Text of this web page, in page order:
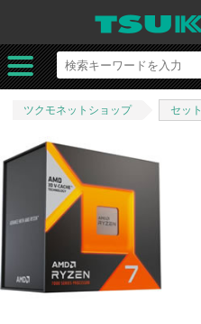
ツクモネットショップ セット